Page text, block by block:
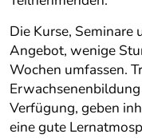
Die Kurse, Seminare
Angebot, wenige
Wochen umfassen.
Verfügung, geben
eine gute